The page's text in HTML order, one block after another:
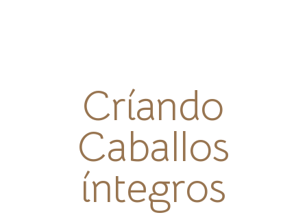
Críando
Caballos
íntegros